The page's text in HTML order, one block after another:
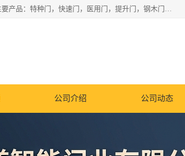
安徽奇道智能门业有限公司是一家专业生产各种门窗、智能门窗的企业，主要产品：特种门，快速门，医用门，提升门，钢木门，智能道闸，钢大门，平移门，卷帘门，保温门，钢制自由门，防火门等，欢迎前来咨询采购。
公司介绍 公司动态